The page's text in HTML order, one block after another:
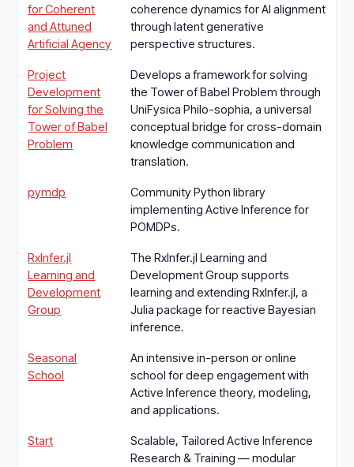
for Coherent
and Attuned
Artificial Agency
coherence dynamics for AI alignment
through latent generative
perspective structures.
Project
Development
for Solving the
Tower of Babel
Problem
Develops a framework for solving
the Tower of Babel Problem through
UniFysica Philo-sophia, a universal
conceptual bridge for cross-domain
knowledge communication and
translation.
pymdp
Community Python library
implementing Active Inference for
POMDPs.
RxInfer.jl
Learning and
Development
Group
The RxInfer.jl Learning and
Development Group supports
learning and extending RxInfer.jl, a
Julia package for reactive Bayesian
inference.
Seasonal
School
An intensive in-person or online
school for deep engagement with
Active Inference theory, modeling,
and applications.
Start
Scalable, Tailored Active Inference
Research & Training — modular